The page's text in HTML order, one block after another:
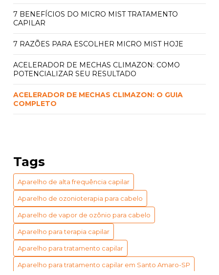
7 BENEFÍCIOS DO MICRO MIST TRATAMENTO
CAPILAR
7 RAZÕES PARA ESCOLHER MICRO MIST HOJE
ACELERADOR DE MECHAS CLIMAZON: COMO
POTENCIALIZAR SEU RESULTADO
ACELERADOR DE MECHAS CLIMAZON: O GUIA
COMPLETO
ACESSÍVEL
APARELHO DE VAPOR DE OZÔNIO PARA CABELO:
BENEFÍCIOS E USOS ESSENCIAIS
APARELHO DE VAPOR DE OZÔNIO PARA CABELO:
GUIA COMPLETO DE BENEFÍCIOS
APARELHO ESTERILIZADOR DE AR: 5 VANTAGENS
IMPERDÍVEIS
Tags
Aparelho de alta frequência capilar
Aparelho de ozonioterapia para cabelo
Aparelho de vapor de ozônio para cabelo
Aparelho para terapia capilar
Aparelho para tratamento capilar
Aparelho para tratamento capilar em Santo Amaro-SP